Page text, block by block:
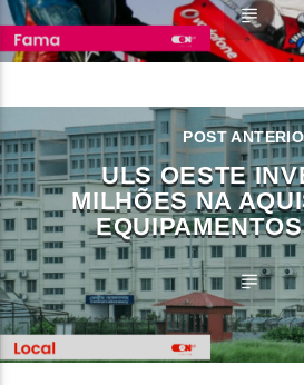
POST
ULS OESTE
MILHÕES NA